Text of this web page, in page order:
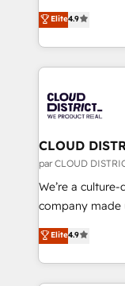
Platform
Year LATAM
business with
you grow
ティブ・エージ
力で顧客フロント業務
をする会社か？
トを組み込んだ
ィブ・エージェ
門が分立する組
を、CRMを軸と
思決定者・PMO
HubSpot導入・
GTMの見える
2️⃣ AIエージェント組織構築 営業・マーケティング業務
の一部をAIが自
Elite4.9
CLOUD
par CLOUD
We’re a
company made
thinkers. We
ideas,
experiences.
Elite4.9